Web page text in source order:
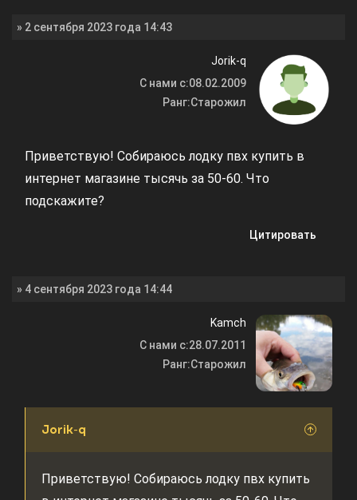
» 2 сентября 2023 года 14:43
Jorik-q
С нами с:08.02.2009
Ранг:Старожил
Приветствую! Собираюсь лодку пвх купить в
интернет магазине тысячь за 50-60. Что
подскажите?
Цитировать
» 4 сентября 2023 года 14:44
Kamch
С нами с:28.07.2011
Ранг:Старожил
Jorik-q
Приветствую! Собираюсь лодку пвх купить